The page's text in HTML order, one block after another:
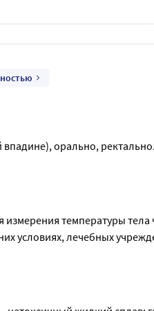
по траектории
направлению «вниз». Также,
орально, ректально.
термометрической
согласно выбранного
минут.
температуры тела
условиях, лечебных